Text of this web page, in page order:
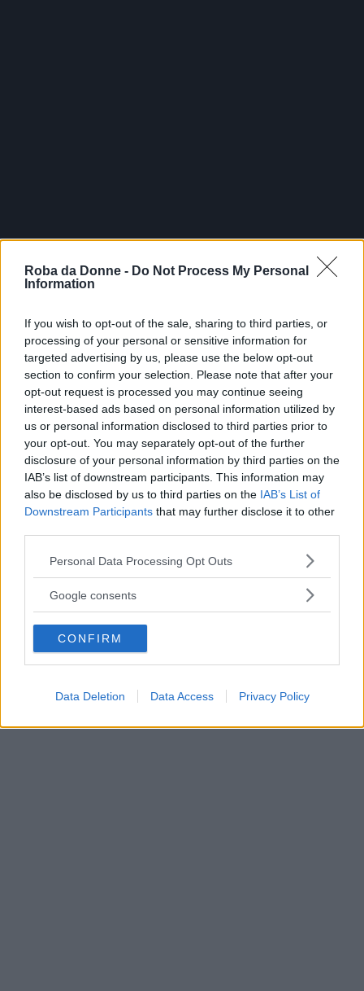
Roba da Donne - Do Not Process My Personal
Information
If you wish to opt-out of the sale, sharing to third parties, or
processing of your personal or sensitive information for
targeted advertising by us, please use the below opt-out
section to confirm your selection. Please note that after your
opt-out request is processed you may continue seeing
interest-based ads based on personal information utilized by
us or personal information disclosed to third parties prior to
your opt-out. You may separately opt-out of the further
disclosure of your personal information by third parties on the
IAB’s list of downstream participants. This information may
also be disclosed by us to third parties on the IAB’s List of
Downstream Participants that may further disclose it to other
Please note that this website/app uses one or more Google
not limited to your visit or usage behaviour. You may click to
use your data for below specified purposes in below Google
consent section.
Personal Data Processing Opt Outs
Google consents
CONFIRM
Data Deletion Data Access Privacy Policy
www.instagram.com/siete.finti/
FOTO1DI 22